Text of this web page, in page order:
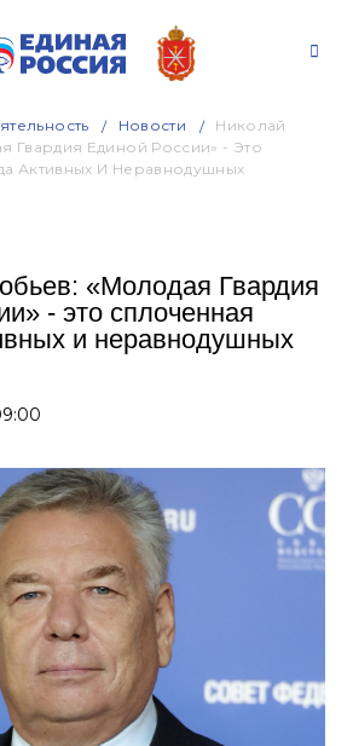
Новости
Николай
Гвардия Единой России» - Это
Активных И Неравнодушных
«Молодая Гвардия
- это сплоченная
и неравнодушных